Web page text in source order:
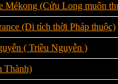
Mékong (Cửu Long muôn
(Di tích thời Pháp thuộc)
( Triều Nguyễn )
Thành)